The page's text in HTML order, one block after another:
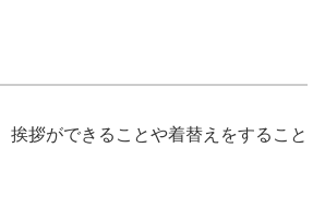
挨拶ができることや着替えをすること